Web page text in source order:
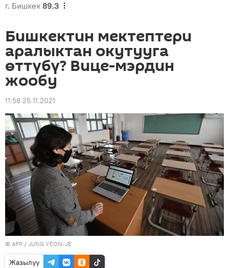
г. Бишкек 89.3
Бишкектин мектептери
аралыктан окутууга
өттүбү? Вице-мэрдин
жообу
11:58 25.11.2021
© AFP / JUNG YEON-JE
Жазылуу